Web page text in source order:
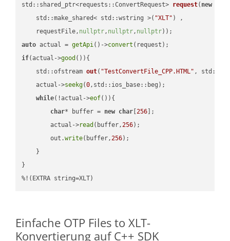
std::shared_ptr<requests::ConvertRequest> request( new
    std::make_shared< std::wstring >(
"XLT" ) ,
    requestFile,
nullptr, nullptr, nullptr))
auto actual = getApi()->convert
if(actual->good ()){
std::ofstream out( "TestConvertFile_CPP.HTML" ,
    actual->
seekg(0,std::ios_base::beg);
while(!actual->eof()){
char* buffer = new char [256 ];
        actual->
read (buffer,256);
        out.
write(buffer,256);
    }
}
%!(EXTRA string=XLT)
Einfache OTP Files to XLT-
Konvertierung auf C++ SDK